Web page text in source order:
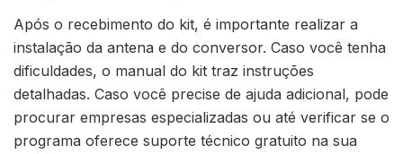
Após o recebimento do kit, é importante realizar a
instalação da antena e do conversor. Caso você tenha
dificuldades, o manual do kit traz instruções
detalhadas. Caso você precise de ajuda adicional, pode
procurar empresas especializadas ou até verificar se o
programa oferece suporte técnico gratuito na sua